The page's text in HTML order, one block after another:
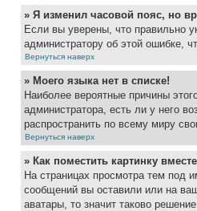
» Я изменил часовой пояс, но
Если вы уверены, что правильно
администратору об этой ошибке,
Вернуться наверх
» Моего языка нет в списке!
Наиболее вероятные причины
администратора, есть ли у него
распространить по всему миру
Вернуться наверх
» Как поместить картинку
На страницах просмотра тем под
сообщений вы оставили или на
аватары, то значит таково